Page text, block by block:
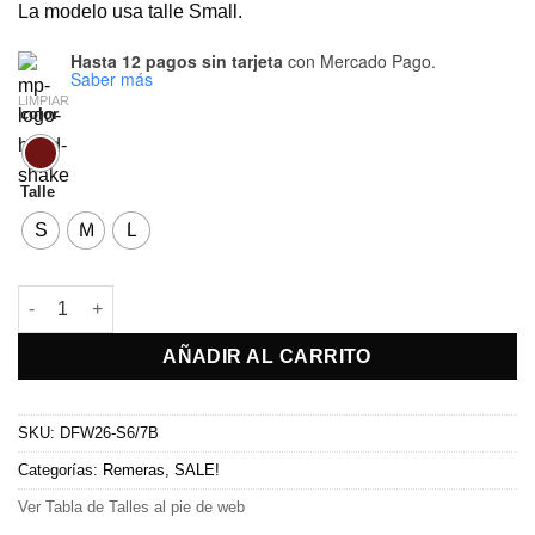
La modelo usa talle Small.
Hasta 12 pagos sin tarjeta con Mercado Pago.
Saber más
color
Talle
S M L
LIMPIAR
Sweater Lia cantidad
AÑADIR AL CARRITO
SKU: DFW26-S6/7B
Categorías: Remeras SALE!
Ver Tabla de Talles al pie de web